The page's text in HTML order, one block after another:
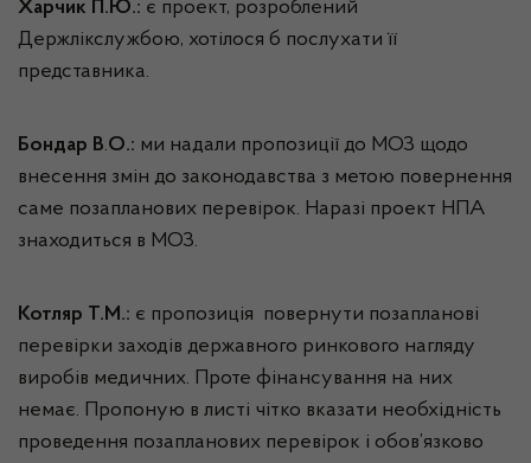
Харчик П.Ю.: є проект, розроблений
Держлікслужбою, хотілося б послухати її
представника.
Бондар В.О.: ми надали пропозиції до МОЗ щодо
внесення змін до законодавства з метою повернення
саме позапланових перевірок. Наразі проект НПА
знаходиться в МОЗ.
Котляр Т.М.: є пропозиція повернути позапланові
перевірки заходів державного ринкового нагляду
виробів медичних. Проте фінансування на них
немає. Пропоную в листі чітко вказати необхідність
проведення позапланових перевірок і обов’язково